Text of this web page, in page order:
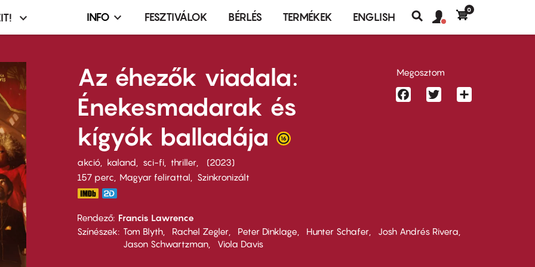
Infó,
terembérlés
menü
INFO FESZTIVÁLOK BÉRLÉS TERMÉKEK ENGLISH
Keresés
fiók
Felhasználói
0
Az éhezők viadala:
Énekesmadarak és
kígyók balladája
akció kaland sci-fi thriller
2023
157 perc,
Magyar felirattal Szinkronizált
Rendező Francis Lawrence
Színészek
Tom Blyth Rachel Zegler Peter Dinklage Hunter Schafer
Josh Andrés Rivera
Jason Schwartzman
Viola Davis
Megosztom
FacebookTwitter